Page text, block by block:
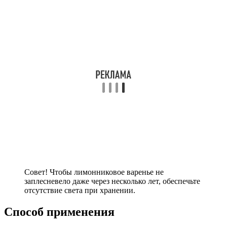
Совет! Чтобы лимонниковое варенье не
заплесневело даже через несколько лет, обеспечьте
отсутствие света при хранении.
Способ применения